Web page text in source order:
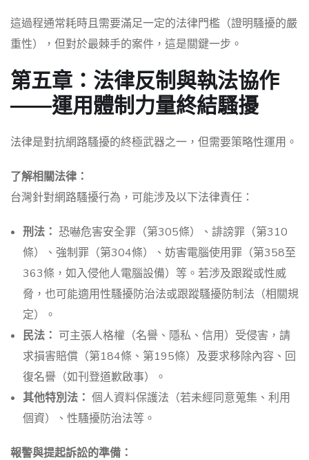
這過程通常耗時且需要滿足一定的法律門檻（證明騷擾的嚴
重性），但對於最棘手的案件，這是關鍵一步。
第五章：法律反制與執法協作
——運用體制力量終結騷擾
法律是對抗網路騷擾的終極武器之一，但需要策略性運用。
了解相關法律：
台灣針對網路騷擾行為，可能涉及以下法律責任：
刑法： 恐嚇危害安全罪（第305條）、誹謗罪（第310
條）、強制罪（第304條）、妨害電腦使用罪（第358至
363條，如入侵他人電腦設備）等。若涉及跟蹤或性威
脅，也可能適用性騷擾防治法或跟蹤騷擾防制法（相關規
定）。
民法： 可主張人格權（名譽、隱私、信用）受侵害，請
求損害賠償（第184條、第195條）及要求移除內容、回
復名譽（如刊登道歉啟事）。
其他特別法： 個人資料保護法（若未經同意蒐集、利用
個資）、性騷擾防治法等。
報警與提起訴訟的準備：